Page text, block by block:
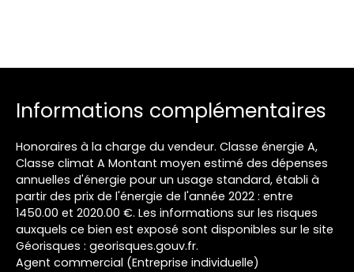
Informations complémentaires
Honoraires à la charge du vendeur. Classe énergie A,
Classe climat A Montant moyen estimé des dépenses
annuelles d'énergie pour un usage standard, établi à
partir des prix de l'énergie de l'année 2022 : entre
1450.00 et 2020.00 €. Les informations sur les risques
auxquels ce bien est exposé sont disponibles sur le site
Géorisques : georisques.gouv.fr.
Agent commercial (Entreprise individuelle)